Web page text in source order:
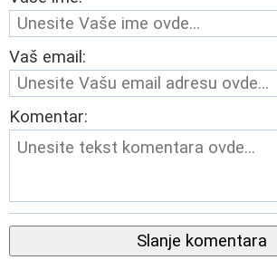
Vaš email:
Komentar:
Slanje komentara